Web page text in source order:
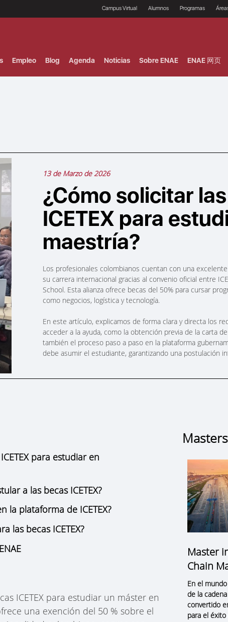
Campus Virtual Alumnos
Prácticas en empresas
Programas
Programas
Empleo Blog Agenda Noticias Sobre ENAE ENAE 网页
13 de Marzo de 2026
¿Cómo solicitar
ICETEX para
maestría?
Los profesionales colombianos cuentan con una
su carrera internacional gracias al convenio oficial entre
School. Esta alianza ofrece becas del 50% para cursar
como negocios, logística y tecnología.
En este artículo, explicamos de forma clara y directa los
acceder a la ayuda, como la obtención previa de la carta
también el proceso paso a paso en la plataforma
debe asumir el estudiante, garantizando una postulación
para estudiar en
a las becas ICETEX?
la plataforma de ICETEX?
las becas ICETEX?
ICETEX para estudiar un máster en
una exención del 50 % sobre el
Master
Chain
En el
de la
convertido
para el